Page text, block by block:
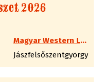
2026
Magyar Western Lövész Szakág
Jászfelsőszentgyörgy